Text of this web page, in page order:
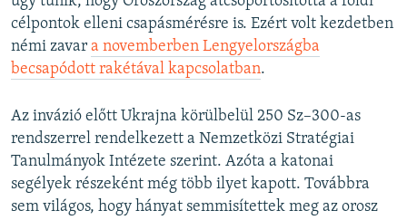
célpontok elleni csapásmérésre is. Ezért volt kezdetben
némi zavar a novemberben Lengyelországba
becsapódott rakétával kapcsolatban.
Az invázió előtt Ukrajna körülbelül 250 Sz–300-as
rendszerrel rendelkezett a Nemzetközi Stratégiai
Tanulmányok Intézete szerint. Azóta a katonai
segélyek részeként még több ilyet kapott. Továbbra
sem világos, hogy hányat semmisítettek meg az orosz